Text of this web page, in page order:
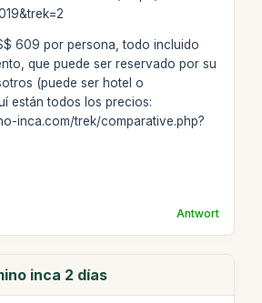
609 por persona, todo incluido
que puede ser reservado por su
(puede ser hotel o
están todos los precios:
inca.com/trek/comparative.php?
Antwort
inca 2 días